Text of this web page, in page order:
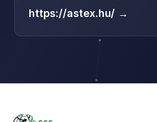
https://astex.hu/ →